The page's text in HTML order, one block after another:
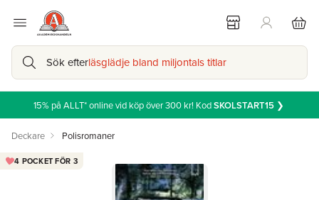
Sök efterläsglädje bland miljontals titlar
15% på ALLT* online vid köp över 300 kr! KodSKOLSTART15❯
Deckare Polisromaner
4 POCKET FÖR 3